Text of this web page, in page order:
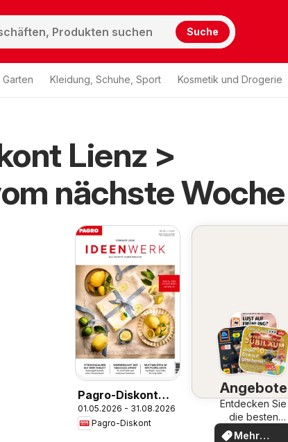
Suche
Kleidung, Schuhe, Sport Kosmetik und Drogerie
Lienz >
nächste Woche
Pagro-Diskont
Ideenwerk
01.05.2026 - 31.08.2026
Pagro-Diskont
Angebote
Entdecken Sie
die besten
Angebote
Mehr